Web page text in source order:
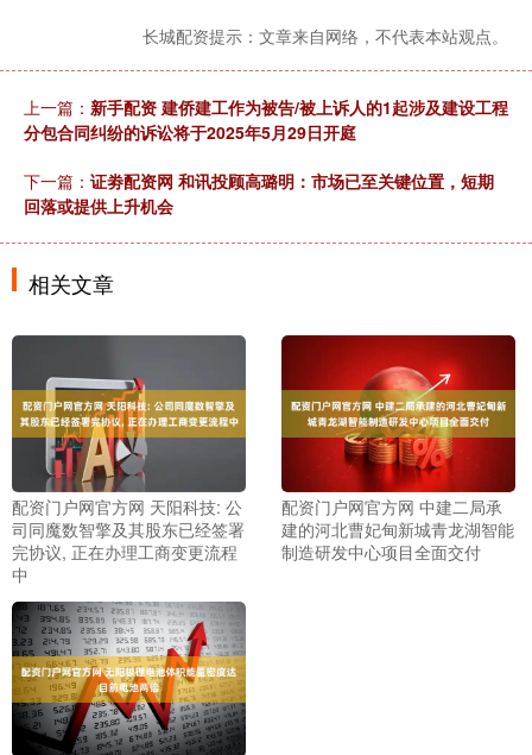
长城配资提示：文章来自网络，不代表本站观点。
上一篇： 新手配资 建侨建工作为被告/被上诉人的1起涉及建设工程
分包合同纠纷的诉讼将于2025年5月29日开庭
下一篇： 证劵配资网 和讯投顾高璐明：市场已至关键位置，短期
回落或提供上升机会
相关文章
配资门户网官方网 天阳科技: 公
司同魔数智擎及其股东已经签署
完协议, 正在办理工商变更流程
中
配资门户网官方网 中建二局承
建的河北曹妃甸新城青龙湖智能
制造研发中心项目全面交付